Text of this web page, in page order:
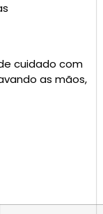
cuidado com
as mãos,